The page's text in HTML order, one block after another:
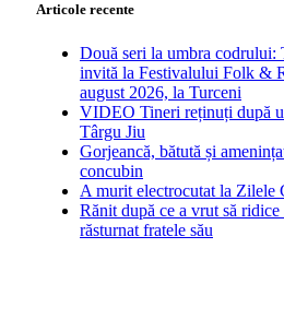
Articole recente
Două seri la umbra codrului:
invită la Festivalului Folk &
august 2026, la Turceni
VIDEO Tineri reținuți după
Târgu Jiu
Gorjeancă, bătută și
concubin
A murit electrocutat la Zilele
Rănit după ce a vrut să
răsturnat fratele său